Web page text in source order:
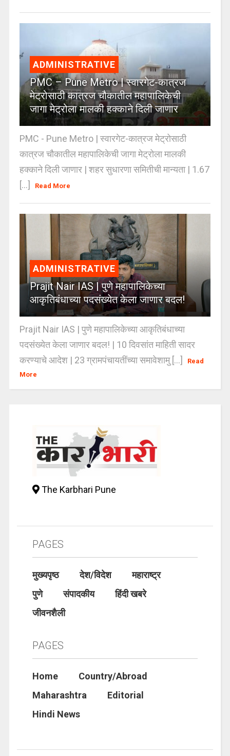
ADMINISTRATIVE
PMC – Pune Metro | स्वारगेट-कात्रज
मेट्रोसाठी कात्रज चौकातील महापालिकेची
जागा मेट्रोला मालकी हक्काने दिली जाणार
PMC - Pune Metro | स्वारगेट-कात्रज मेट्रोसाठी
कात्रज चौकातील महापालिकेची जागा मेट्रोला मालकी
हक्काने दिली जाणार | शहर सुधारणा समितीची मान्यता | 1.67
[...]
Read More
ADMINISTRATIVE
Prajit Nair IAS | पुणे महापालिकेच्या
आकृतिबंधाच्या पदसंख्येत केला जाणार बदल!
Prajit Nair IAS | पुणे महापालिकेच्या आकृतिबंधाच्या
पदसंख्येत केला जाणार बदल! | 10 दिवसांत माहिती सादर
करण्याचे आदेश | 23 ग्रामपंचायतींच्या समावेशामु [...]
Read
More
The Karbhari Pune
PAGES
मुख्यपृष्ठ देश/विदेश
महाराष्ट्र
पुणे
संपादकीय
हिंदी खबरे
जीवनशैली
PAGES
Home
Country/Abroad
Maharashtra
Editorial
Hindi News